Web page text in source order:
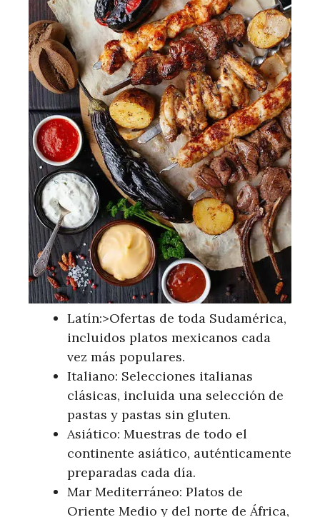
Latín:>Ofertas de toda Sudamérica,
incluidos platos mexicanos cada
vez más populares.
Italiano: Selecciones italianas
clásicas, incluida una selección de
pastas y pastas sin gluten.
Asiático: Muestras de todo el
continente asiático, auténticamente
preparadas cada día.
Mar Mediterráneo: Platos de
Oriente Medio y del norte de África,